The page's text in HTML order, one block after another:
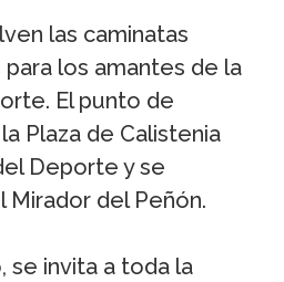
las caminatas
los amantes de la
El punto de
Plaza de Calistenia
Deporte y se
Mirador del Peñón.
se invita a toda la